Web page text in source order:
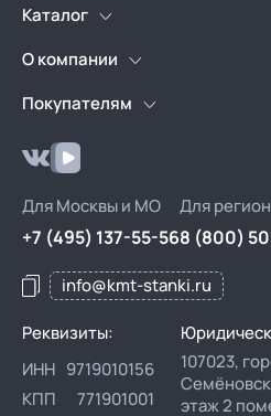
Каталог
Токарные станки по
Установки лазерного
Гидравлические
О компании
Новости
Реквизиты
Покупателям
Сервис
Услуги
Доставка и оплата
Видео со склада
Для Москвы и МО
+7 (495) 137-55-56
Для
8 (800)
info@kmt-stanki.ru
Реквизиты:
ИНН 9719010156
КПП
771901001
107023,
этаж 2